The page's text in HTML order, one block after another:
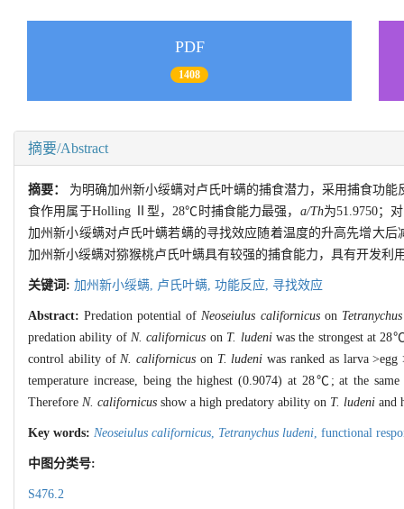
PDF
1408
摘要/Abstract
摘要： 为明确加州新小绥螨对卢氏叶螨的捕食潜力，采用捕食功
食作用属于Holling Ⅱ型，28℃时捕食能力最强， a/Th为51.9750；
加州新小绥螨对卢氏叶螨若螨的寻找效应随着温度的升高先增大
加州新小绥螨对猕猴桃卢氏叶螨具有较强的捕食能力，具有开发利
关键词: 加州新小绥螨, 卢氏叶螨, 功能反应, 寻找效应
Abstract:Predation potential ofNeoseiulus californicuson
predation ability ofN. californicus on T. ludeniwas the strongest at
control ability ofN. californicus on T. ludeni was ranked as larva
temperature increase, being the highest (0.9074) at 28℃; at the
Therefore N. californicus show a high predatory ability on T. ludeni and
Key words: Neoseiulus californicus, Tetranychus ludeni, functional
中图分类号:
S476.2